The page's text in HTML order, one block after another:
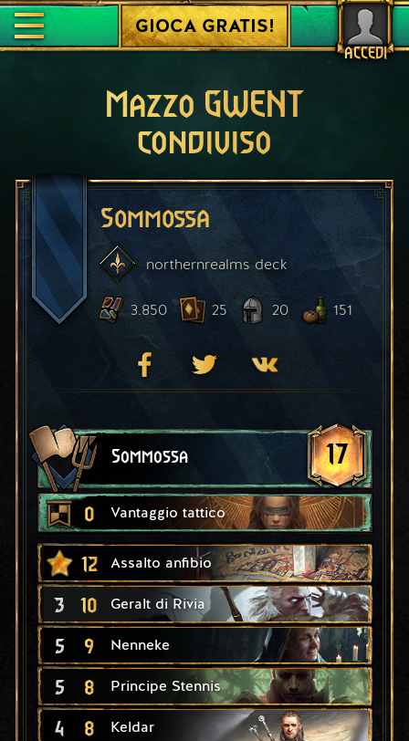
ACCEDI
GIOCA GRATIS!
Mazzo GWENT
condiviso
Sommossa
northernrealmsdeck
3.850 25 20 151
Sommossa 17
0 Vantaggio tattico
12 Assalto anfibio
3 10 Geralt di Rivia
5 9 Nenneke
5 8 Principe Stennis
4 8 Keldar